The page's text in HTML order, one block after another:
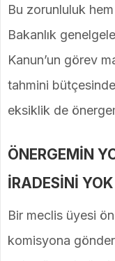
Bu zorunluluk hem
Bakanlık
Kanun’un görev
tahmini
eksiklik de
ÖNERGEMİN
İRADESİNİ
Bir meclis üyesi
komisyona